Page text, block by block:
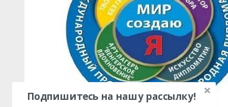
Подпишитесь на нашу рассылку!